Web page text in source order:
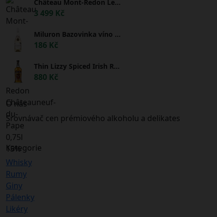
Château Mont-Redon Le Plateau de Mont-Redon Châteauneuf-du-Pape 0,75l 15%
3 499 Kč
Miluron Bazovinka víno s bazovým kvetom 11,5% 0,75l
186 Kč
Thin Lizzy Spiced Irish Rum 35% 0,7l
880 Kč
O nás
Srovnávač cen prémiového alkoholu a delikates
Kategorie
Whisky
Rumy
Giny
Pálenky
Likéry